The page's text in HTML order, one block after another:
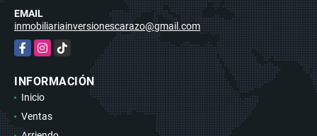
EMAIL
inmobiliariainversionescarazo@gmail.com
FacebookInstagram
TikTok
INFORMACIÓN
Inicio
Ventas